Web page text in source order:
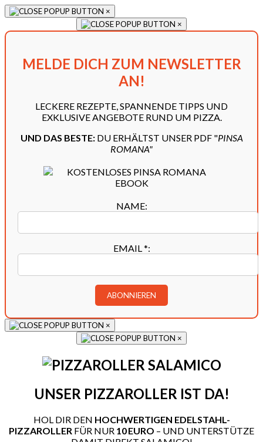
×
×
MELDE DICH ZUM NEWSLETTER
AN!
LECKERE REZEPTE, SPANNENDE TIPPS UND
EXKLUSIVE ANGEBOTE RUND UM PIZZA.
UND DAS BESTE:DU ERHÄLTST UNSER PDF "PINSA
ROMANA"
NAME:
EMAIL*:
×
×
UNSER PIZZAROLLER IST DA!
HOL DIR DEN HOCHWERTIGEN EDELSTAHL-
PIZZAROLLER FÜR NUR 10 EURO – UND UNTERSTÜTZE